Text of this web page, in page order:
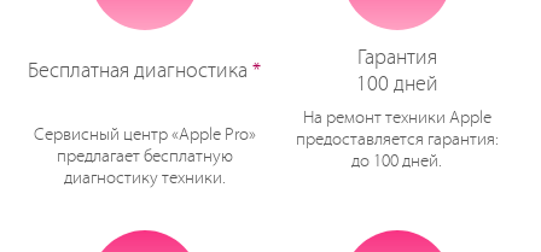
Бесплатная диагностика *
Сервисный центр «Apple Pro»
предлагает бесплатную
диагностику техники.
Гарантия
100 дней
На ремонт техники Apple
предоставляется гарантия:
до 100 дней.